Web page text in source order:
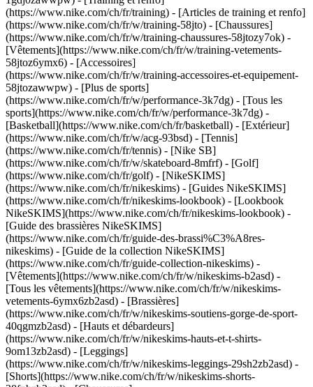
(https://www.nike.com/ch/fr/training) - [Articles de training et renfo]
(https://www.nike.com/ch/fr/w/training-58jto) - [Chaussures]
(https://www.nike.com/ch/fr/w/training-chaussures-58jtozy7ok) -
[Vêtements](https://www.nike.com/ch/fr/w/training-vetements-
58jtoz6ymx6) - [Accessoires]
(https://www.nike.com/ch/fr/w/training-accessoires-et-equipement-
58jtozawwpw) - [Plus de sports]
(https://www.nike.com/ch/fr/w/performance-3k7dg) - [Tous les
sports](https://www.nike.com/ch/fr/w/performance-3k7dg) -
[Basketball](https://www.nike.com/ch/fr/basketball) - [Extérieur]
(https://www.nike.com/ch/fr/w/acg-93bsd) - [Tennis]
(https://www.nike.com/ch/fr/tennis) - [Nike SB]
(https://www.nike.com/ch/fr/w/skateboard-8mfrf) - [Golf]
(https://www.nike.com/ch/fr/golf) - [NikeSKIMS]
(https://www.nike.com/ch/fr/nikeskims) - [Guides NikeSKIMS]
(https://www.nike.com/ch/fr/nikeskims-lookbook) - [Lookbook
NikeSKIMS](https://www.nike.com/ch/fr/nikeskims-lookbook) -
[Guide des brassières NikeSKIMS]
(https://www.nike.com/ch/fr/guide-des-brassi%C3%A8res-
nikeskims) - [Guide de la collection NikeSKIMS]
(https://www.nike.com/ch/fr/guide-collection-nikeskims) -
[Vêtements](https://www.nike.com/ch/fr/w/nikeskims-b2asd) -
[Tous les vêtements](https://www.nike.com/ch/fr/w/nikeskims-
vetements-6ymx6zb2asd) - [Brassières]
(https://www.nike.com/ch/fr/w/nikeskims-soutiens-gorge-de-sport-
40qgmzb2asd) - [Hauts et débardeurs]
(https://www.nike.com/ch/fr/w/nikeskims-hauts-et-t-shirts-
9om13zb2asd) - [Leggings]
(https://www.nike.com/ch/fr/w/nikeskims-leggings-29sh2zb2asd) -
[Shorts](https://www.nike.com/ch/fr/w/nikeskims-shorts-